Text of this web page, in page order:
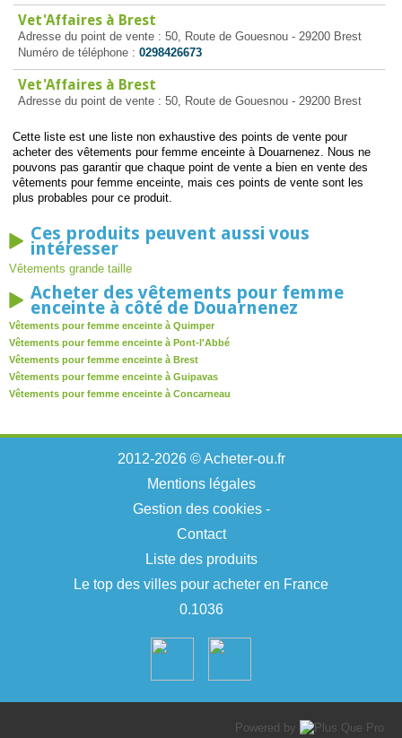
Vet'Affaires à Brest
Adresse du point de vente : 50, Route de Gouesnou - 29200 Brest
Numéro de téléphone : 0298426673
Vet'Affaires à Brest
Adresse du point de vente : 50, Route de Gouesnou - 29200 Brest
Cette liste est une liste non exhaustive des points de vente pour
acheter des vêtements pour femme enceinte à Douarnenez. Nous ne
pouvons pas garantir que chaque point de vente a bien en vente des
vêtements pour femme enceinte, mais ces points de vente sont les
plus probables pour ce produit.
Ces produits peuvent aussi vous
intéresser
Vêtements grande taille
Acheter des vêtements pour femme
enceinte à côté de Douarnenez
Vêtements pour femme enceinte à Quimper
Vêtements pour femme enceinte à Pont-l'Abbé
Vêtements pour femme enceinte à Brest
Vêtements pour femme enceinte à Guipavas
Vêtements pour femme enceinte à Concarneau
2012-2026 © Acheter-ou.fr
Mentions légales
Gestion des cookies-
Contact
Liste des produits
Le top des villes pour acheter en France
0.1036
Powered by